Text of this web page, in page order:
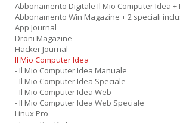
Abbonamento Digitale Il Mio Computer Idea +
Abbonamento Win Magazine + 2 speciali
App Journal
Droni Magazine
Hacker Journal
Il Mio Computer Idea
- Il Mio Computer Idea Manuale
- Il Mio Computer Idea Speciale
- Il Mio Computer Idea Web
- Il Mio Computer Idea Web Speciale
Linux Pro